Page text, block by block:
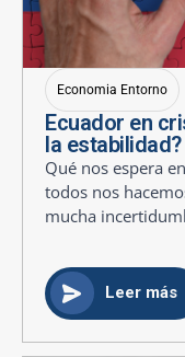
Economia Entorno
Ecuador en
la estabilidad?
Qué nos espera
todos nos
mucha
Leer más